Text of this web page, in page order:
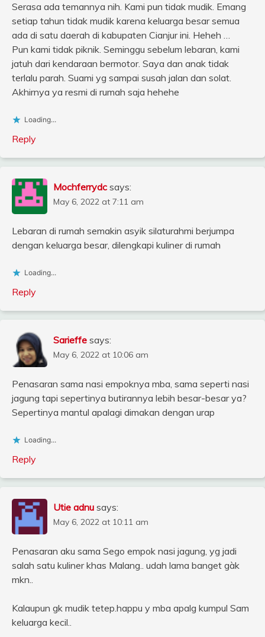
Serasa ada temannya nih. Kami pun tidak mudik. Emang
setiap tahun tidak mudik karena keluarga besar semua
ada di satu daerah di kabupaten Cianjur ini. Heheh …
Pun kami tidak piknik. Seminggu sebelum lebaran, kami
jatuh dari kendaraan bermotor. Saya dan anak tidak
terlalu parah. Suami yg sampai susah jalan dan solat.
Akhirnya ya resmi di rumah saja hehehe
Loading...
Reply
Mochferrydc says:
May 6, 2022 at 7:11 am
Lebaran di rumah semakin asyik silaturahmi berjumpa
dengan keluarga besar, dilengkapi kuliner di rumah
Loading...
Reply
Sarieffe says:
May 6, 2022 at 10:06 am
Penasaran sama nasi empoknya mba, sama seperti nasi
jagung tapi sepertinya butirannya lebih besar-besar ya?
Sepertinya mantul apalagi dimakan dengan urap
Loading...
Reply
Utie adnu says:
May 6, 2022 at 10:11 am
Penasaran aku sama Sego empok nasi jagung, yg jadi
salah satu kuliner khas Malang.. udah lama banget gàk
mkn..
Kalaupun gk mudik tetep.happu y mba apalg kumpul Sam
keluarga kecil..